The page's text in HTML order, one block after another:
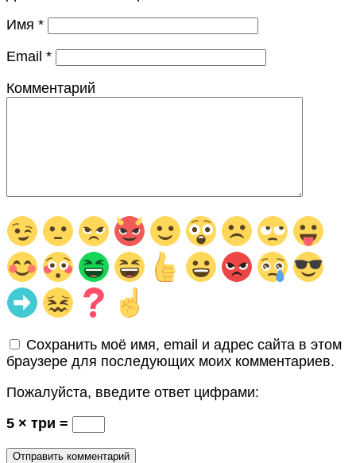
Имя *
Email *
Комментарий
Сохранить моё имя, email и адрес сайта в этом
браузере для последующих моих комментариев.
Пожалуйста, введите ответ цифрами:
5 × три =